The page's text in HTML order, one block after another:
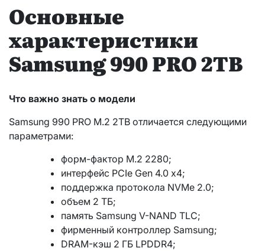
Основные
характеристики
Samsung 990 PRO 2TB
Что важно знать о модели
Samsung 990 PRO M.2 2TB отличается следующими
параметрами:
форм-фактор M.2 2280;
интерфейс PCIe Gen 4.0 x4;
поддержка протокола NVMe 2.0;
объем 2 ТБ;
память Samsung V-NAND TLC;
фирменный контроллер Samsung;
DRAM-кэш 2 ГБ LPDDR4;